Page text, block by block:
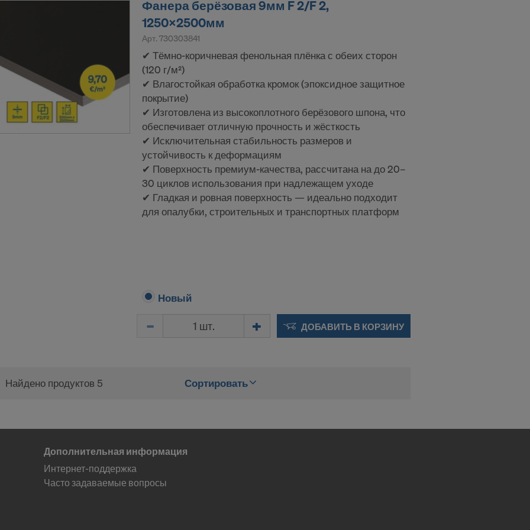
Фанера берёзовая 9мм F 2/F 2,
1250x2500мм
Арт. 730303841
✔ Тёмно-коричневая фенольная плёнка с обеих сторон
(120 г/м²)
✔ Влагостойкая обработка кромок (эпоксидное защитное
покрытие)
✔ Изготовлена из высокоплотного берёзового шпона, что
обеспечивает отличную прочность и жёсткость
✔ Исключительная стабильность размеров и
устойчивость к деформациям
✔ Поверхность премиум-качества, рассчитана на до 20–
30 циклов использования при надлежащем уходе
✔ Гладкая и ровная поверхность — идеально подходит
для опалубки, строительных и транспортных платформ
Новый
ДОБАВИТЬ В КОРЗИНУ
Найдено продуктов 5 Сортировать
Дополнительная информация
Интернет-поддержка
Часто задаваемые вопросы
государственных органов США.
данным, которые передаются нами в США, относятся, в
адреса («адреса интернет-протокола»).
со следующими получателями через различные приложения:
Inc.
Corporation
настройки фалов cookie на веб-сайте.
ЛИ ВЫ С ИСПОЛЬЗОВАНИЕМ ФАЙЛОВ COOKIE
ВАШИХ ПЕРСОНАЛЬНЫХ ДАННЫХ В США?